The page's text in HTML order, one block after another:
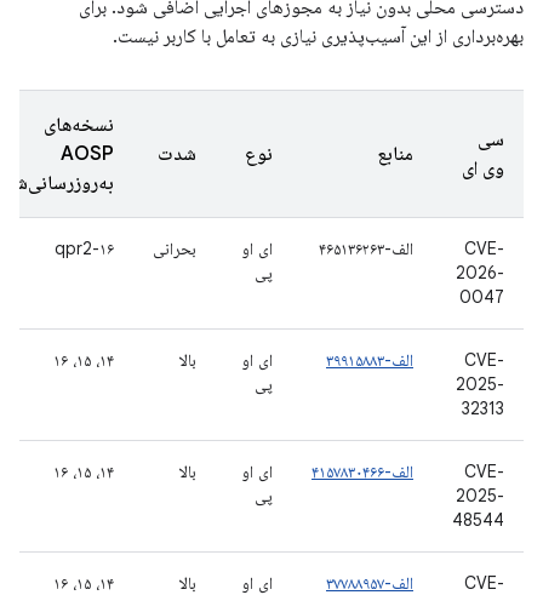
دسترسی محلی بدون نیاز به مجوزهای اجرایی اضافی شود. برای
بهره‌برداری از این آسیب‌پذیری نیازی به تعامل با کاربر نیست.
سی
وی ای
منابع نوع شدت
نسخه‌های
AOSP
CVE-
2026-
0047
الف-۴۶۵۱۳۶۲۶۳
ای او
پی
بحرانی ۱۶-qpr2
CVE-
2025-
32313
الف-۳۹۹۱۵۸۸۳
ای او
پی
بالا ۱۴، ۱۵، ۱۶
CVE-
2025-
48544
الف-۴۱۵۷۸۳۰۴۶۶
ای او
پی
بالا ۱۴، ۱۵، ۱۶
CVE-
الف-۳۷۷۸۸۹۵۷
ای او
بالا ۱۴، ۱۵، ۱۶